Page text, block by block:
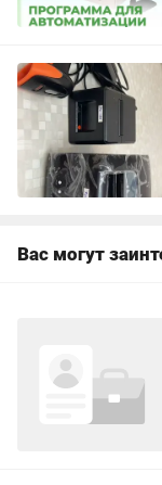
Вас могут